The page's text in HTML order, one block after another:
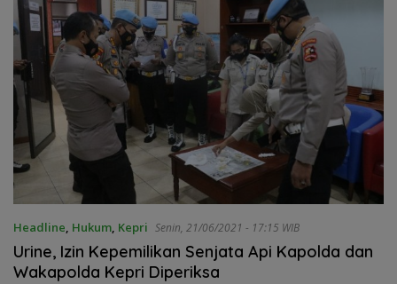
Headline, Hukum, Kepri Senin, 21/06/2021 - 17:15 WIB
Urine, Izin Kepemilikan Senjata Api Kapolda dan
Wakapolda Kepri Diperiksa